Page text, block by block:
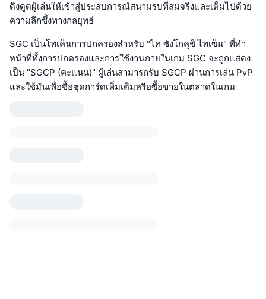
ดึงดูดผู้เล่นให้เข้าสู่ประสบการณ์สนามรบที่สมจริงและเต็มไปด้วย
ความลึกซึ้งทางกลยุทธ์
SGC เป็นโทเค็นการปกครองสำหรับ "ไค ซังโกคุชิ ไทเซ็น" ที่ทำ
หน้าที่ทั้งการปกครองและการใช้งานภายในเกม SGC จะถูกแสดง
เป็น "SGCP (คะแนน)" ผู้เล่นสามารถรับ SGCP ผ่านการเล่น PvP
และใช้มันเพื่อซื้อชุดการ์ดเพิ่มเติมหรือซื้อขายในตลาดในเกม